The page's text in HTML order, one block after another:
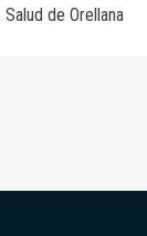
de Orellana